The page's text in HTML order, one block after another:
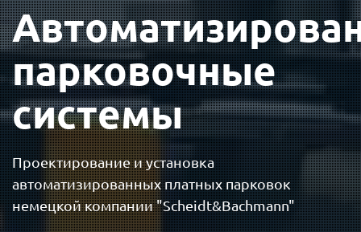
парковочные
системы
Проектирование и установка
автоматизированных платныхпарковок
немецкой компании "Scheidt&Bachmann"